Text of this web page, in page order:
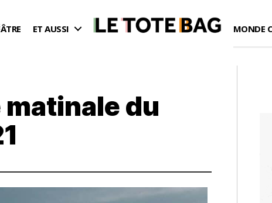
ET AUSSI MONDE
matinale du